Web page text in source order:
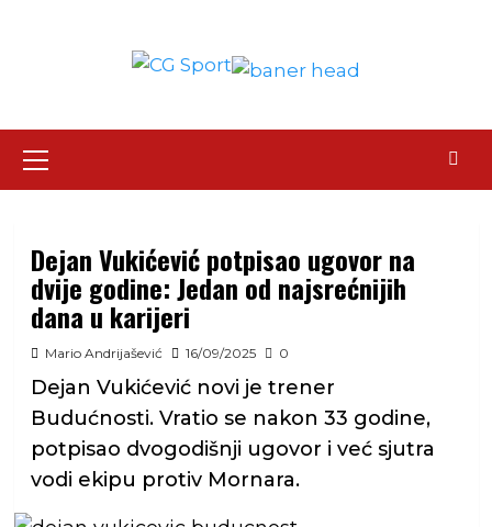
Menu
Dejan Vukićević potpisao ugovor na
dvije godine: Jedan od najsrećnijih
dana u karijeri
Mario Andrijašević 16/09/2025 0
Dejan Vukićević novi je trener
Budućnosti. Vratio se nakon 33 godine,
potpisao dvogodišnji ugovor i već sjutra
vodi ekipu protiv Mornara.